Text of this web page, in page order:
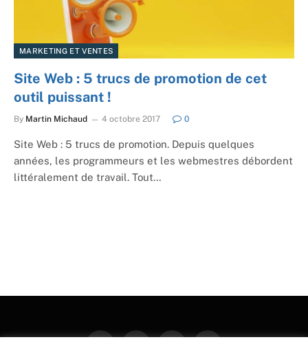
MARKETING ET VENTES
Site Web : 5 trucs de promotion de cet
outil puissant !
By Martin Michaud 4 octobre 2017 0
Site Web : 5 trucs de promotion. Depuis quelques
années, les programmeurs et les webmestres débordent
littéralement de travail. Tout…